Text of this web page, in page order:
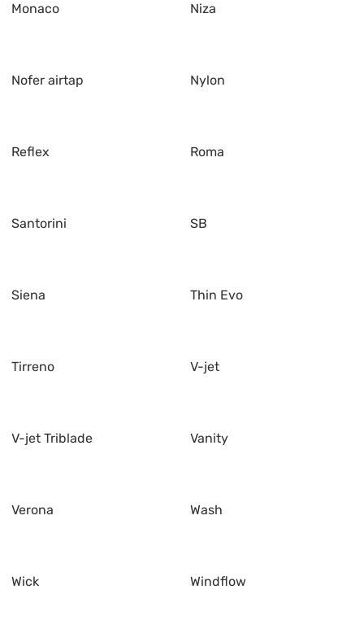
Monaco Niza
Nofer airtap Nylon
Reflex Roma
Santorini SB
Siena Thin Evo
Tirreno V-jet
V-jet Triblade Vanity
Verona Wash
Wick Windflow